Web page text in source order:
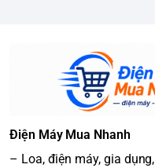
Điện Máy Mua Nhanh
– Loa, điện máy, gia